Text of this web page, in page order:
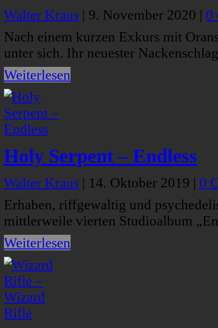
Walter Kraus | 9. November 2020 | 0
Nach einem kurzen Exkurs mit
unter sich. Ihr neuester
Weiterlesen
Holy Serpent – Endless
Walter Kraus | 14. Oktober 2019 | 0
Erhaben, riffgewaltig und
mittlerweile vierten Studioalbum
Weiterlesen